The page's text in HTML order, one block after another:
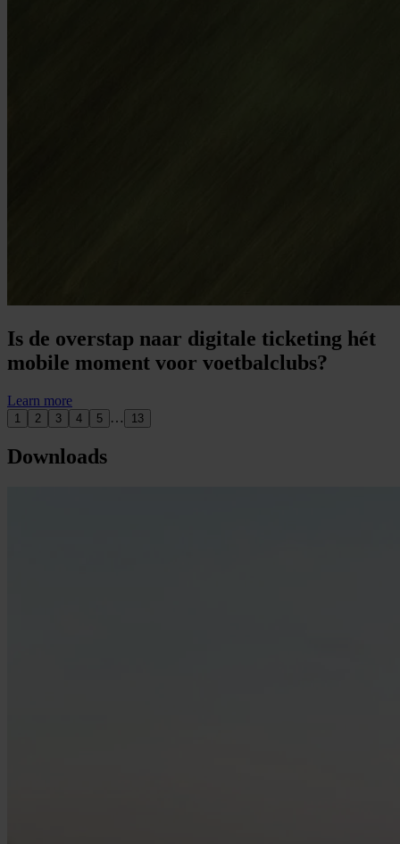
Is de overstap naar digitale ticketing hét
mobile moment voor voetbalclubs?
Learn more
1 2 3 4 5 … 13
Downloads